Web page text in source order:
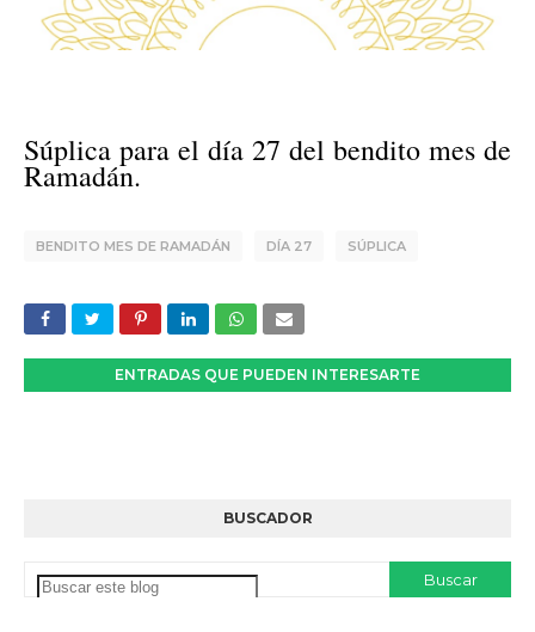
Súplica para el día 27 del bendito mes de
Ramadán.
BENDITO MES DE RAMADÁN DÍA 27 SÚPLICA
ENTRADAS QUE PUEDEN INTERESARTE
BUSCADOR